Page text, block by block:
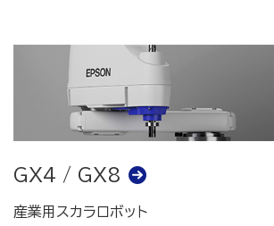
GX4 / GX8
産業用スカラロボット